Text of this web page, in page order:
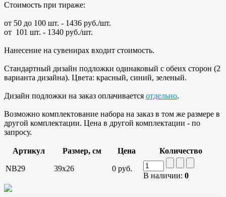
Стоимость при тираже:
от 50 до 100 шт. - 1436 руб./шт.
от 101 шт. - 1340 руб./шт.
Нанесение на сувенирах входит стоимость.
Стандартный дизайн подложки одинаковый с обеих сторон (2
варианта дизайна). Цвета: красный, синий, зеленый.
Дизайн подложки на заказ оплачивается отдельно.
Возможно комплектование набора на заказ в том же размере в
другой комплектации. Цена в другой комплектации - по
запросу.
Артикул Размер, см Цена Количество
NB29 39x26
0 руб.
В наличии: 0